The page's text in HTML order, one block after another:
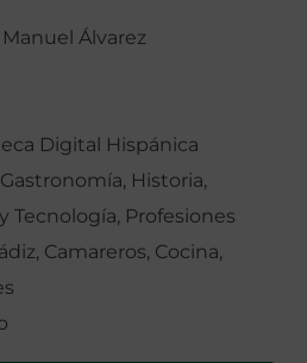
Álvarez
Digital Hispánica
Historia,
Tecnología, Profesiones
Camareros, Cocina,